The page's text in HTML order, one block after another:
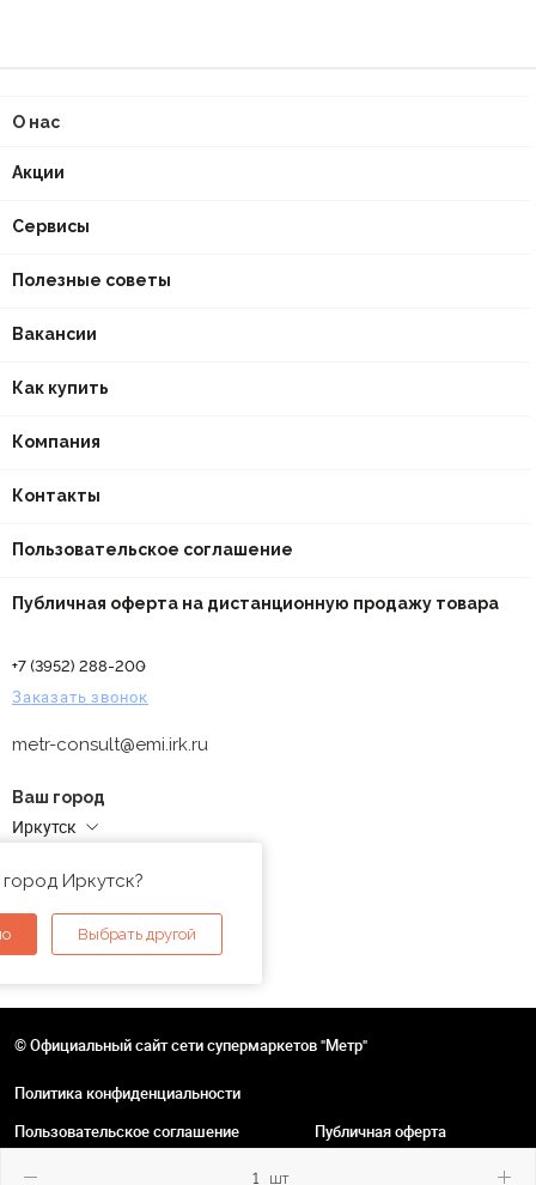
шт
О нас
Акции
Сервисы
Полезные советы
Вакансии
Как купить
Компания
Контакты
Пользовательское соглашение
Публичная оферта на дистанционную продажу товара
+7 (3952) 288-200
Заказать звонок
metr-consult@emi.irk.ru
Ваш город
Иркутск
Иркутск?
Выбрать другой
© Официальный сайт сети супермаркетов "Метр"
Политика конфиденциальности
Пользовательское соглашение
Публичная оферта